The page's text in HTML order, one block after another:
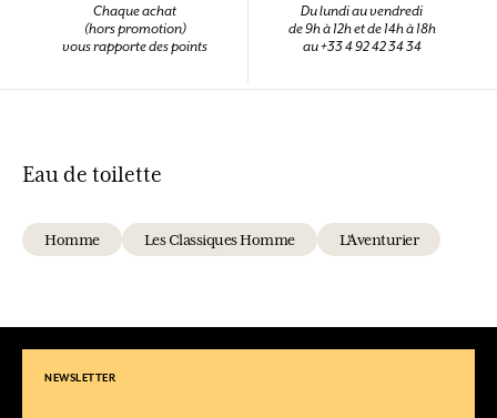
Chaque achat
(hors promotion)
vous rapporte des points
Du lundi au vendredi
de 9h à 12h et de 14h à 18h
au +33 4 92 42 34 34
Eau de toilette
Homme Les Classiques Homme L'Aventurier
NEWSLETTER